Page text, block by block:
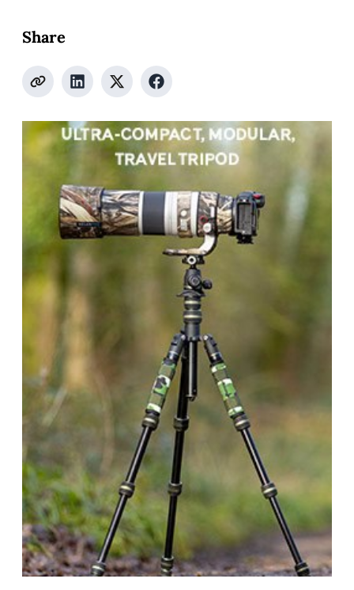
Share